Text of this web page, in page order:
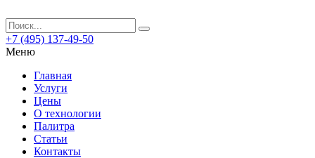
+7 (495) 137-49-50
Меню
Главная
Услуги
Цены
О технологии
Палитра
Статьи
Контакты